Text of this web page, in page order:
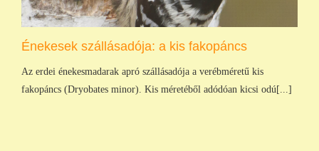
Énekesek szállásadója: a kis fakopáncs
Az erdei énekesmadarak apró szállásadója a verébméretű kis
fakopáncs (Dryobates minor). Kis méretéből adódóan kicsi odú[...]